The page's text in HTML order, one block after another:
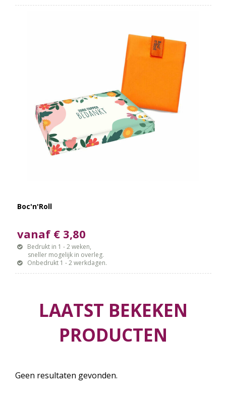
Boc'n'Roll
vanaf € 3,80
Bedrukt in 1 - 2 weken,
sneller mogelijk in overleg.
Onbedrukt 1 - 2 werkdagen.
LAATST BEKEKEN
PRODUCTEN
Geen resultaten gevonden.